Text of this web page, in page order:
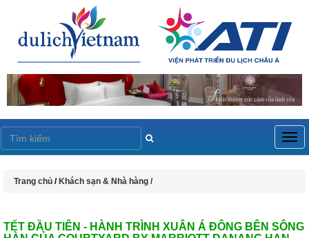
Trang chủ / Khách sạn & Nhà hàng /
TẾT ĐẦU TIÊN - HÀNH TRÌNH XUÂN Á ĐÔNG BÊN SÔNG